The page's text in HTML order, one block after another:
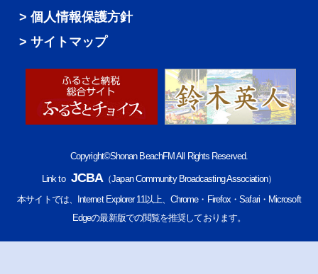
個人情報保護方針
サイトマップ
Copyright©Shonan BeachFM All Rights Reserved.
Link to JCBA（Japan Community Broadcasting Association）
本サイトでは、Internet Explorer 11以上、Chrome・Firefox・Safari・Microsoft
Edgeの最新版での閲覧を推奨しております。